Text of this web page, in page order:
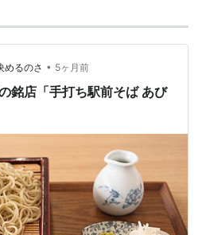
めるのさ • 5ヶ月前
銘店「手打ち駅前そば あび